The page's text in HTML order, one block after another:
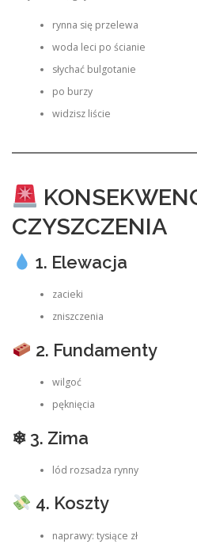
rynna się przelewa
woda leci po ścianie
słychać bulgotanie
po burzy
widzisz liście
CZYSZCZENIA
1. Elewacja
zacieki
zniszczenia
2. Fundamenty
wilgoć
pęknięcia
❄ 3. Zima
lód rozsadza rynny
4. Koszty
naprawy: tysiące zł